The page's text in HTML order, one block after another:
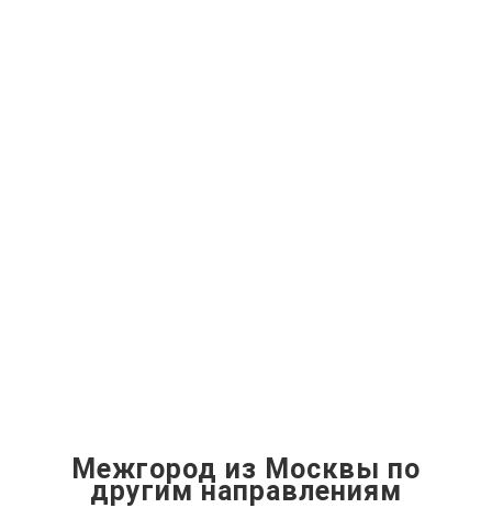
Межгород из Москвы по
другим направлениям